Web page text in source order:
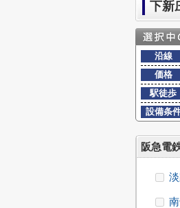
下新
沿線
価格
駅徒歩
設備条
阪急電